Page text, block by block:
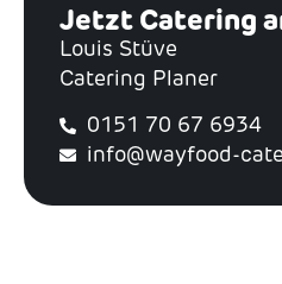
Jetzt Catering
Louis Stüve
Catering Planer
0151 70 67 6934
info@wayfood-